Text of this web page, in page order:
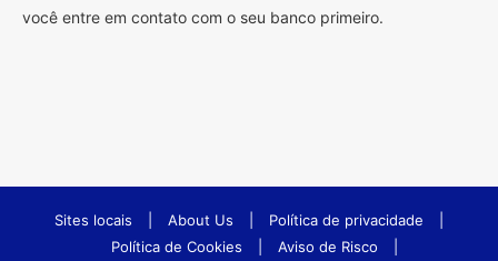
você entre em contato com o seu banco primeiro.
Sites locais About Us Política de privacidade
Política de Cookies
Aviso de Risco